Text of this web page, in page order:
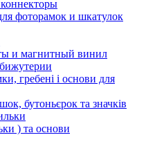
фоторамок и шкатулок
и магнитный винил
гребені і основи для
бутоньєрок та значків
) та основи